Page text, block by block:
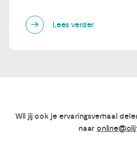
Lees verder
Wil jij ook je ervaringsverhaal
naar